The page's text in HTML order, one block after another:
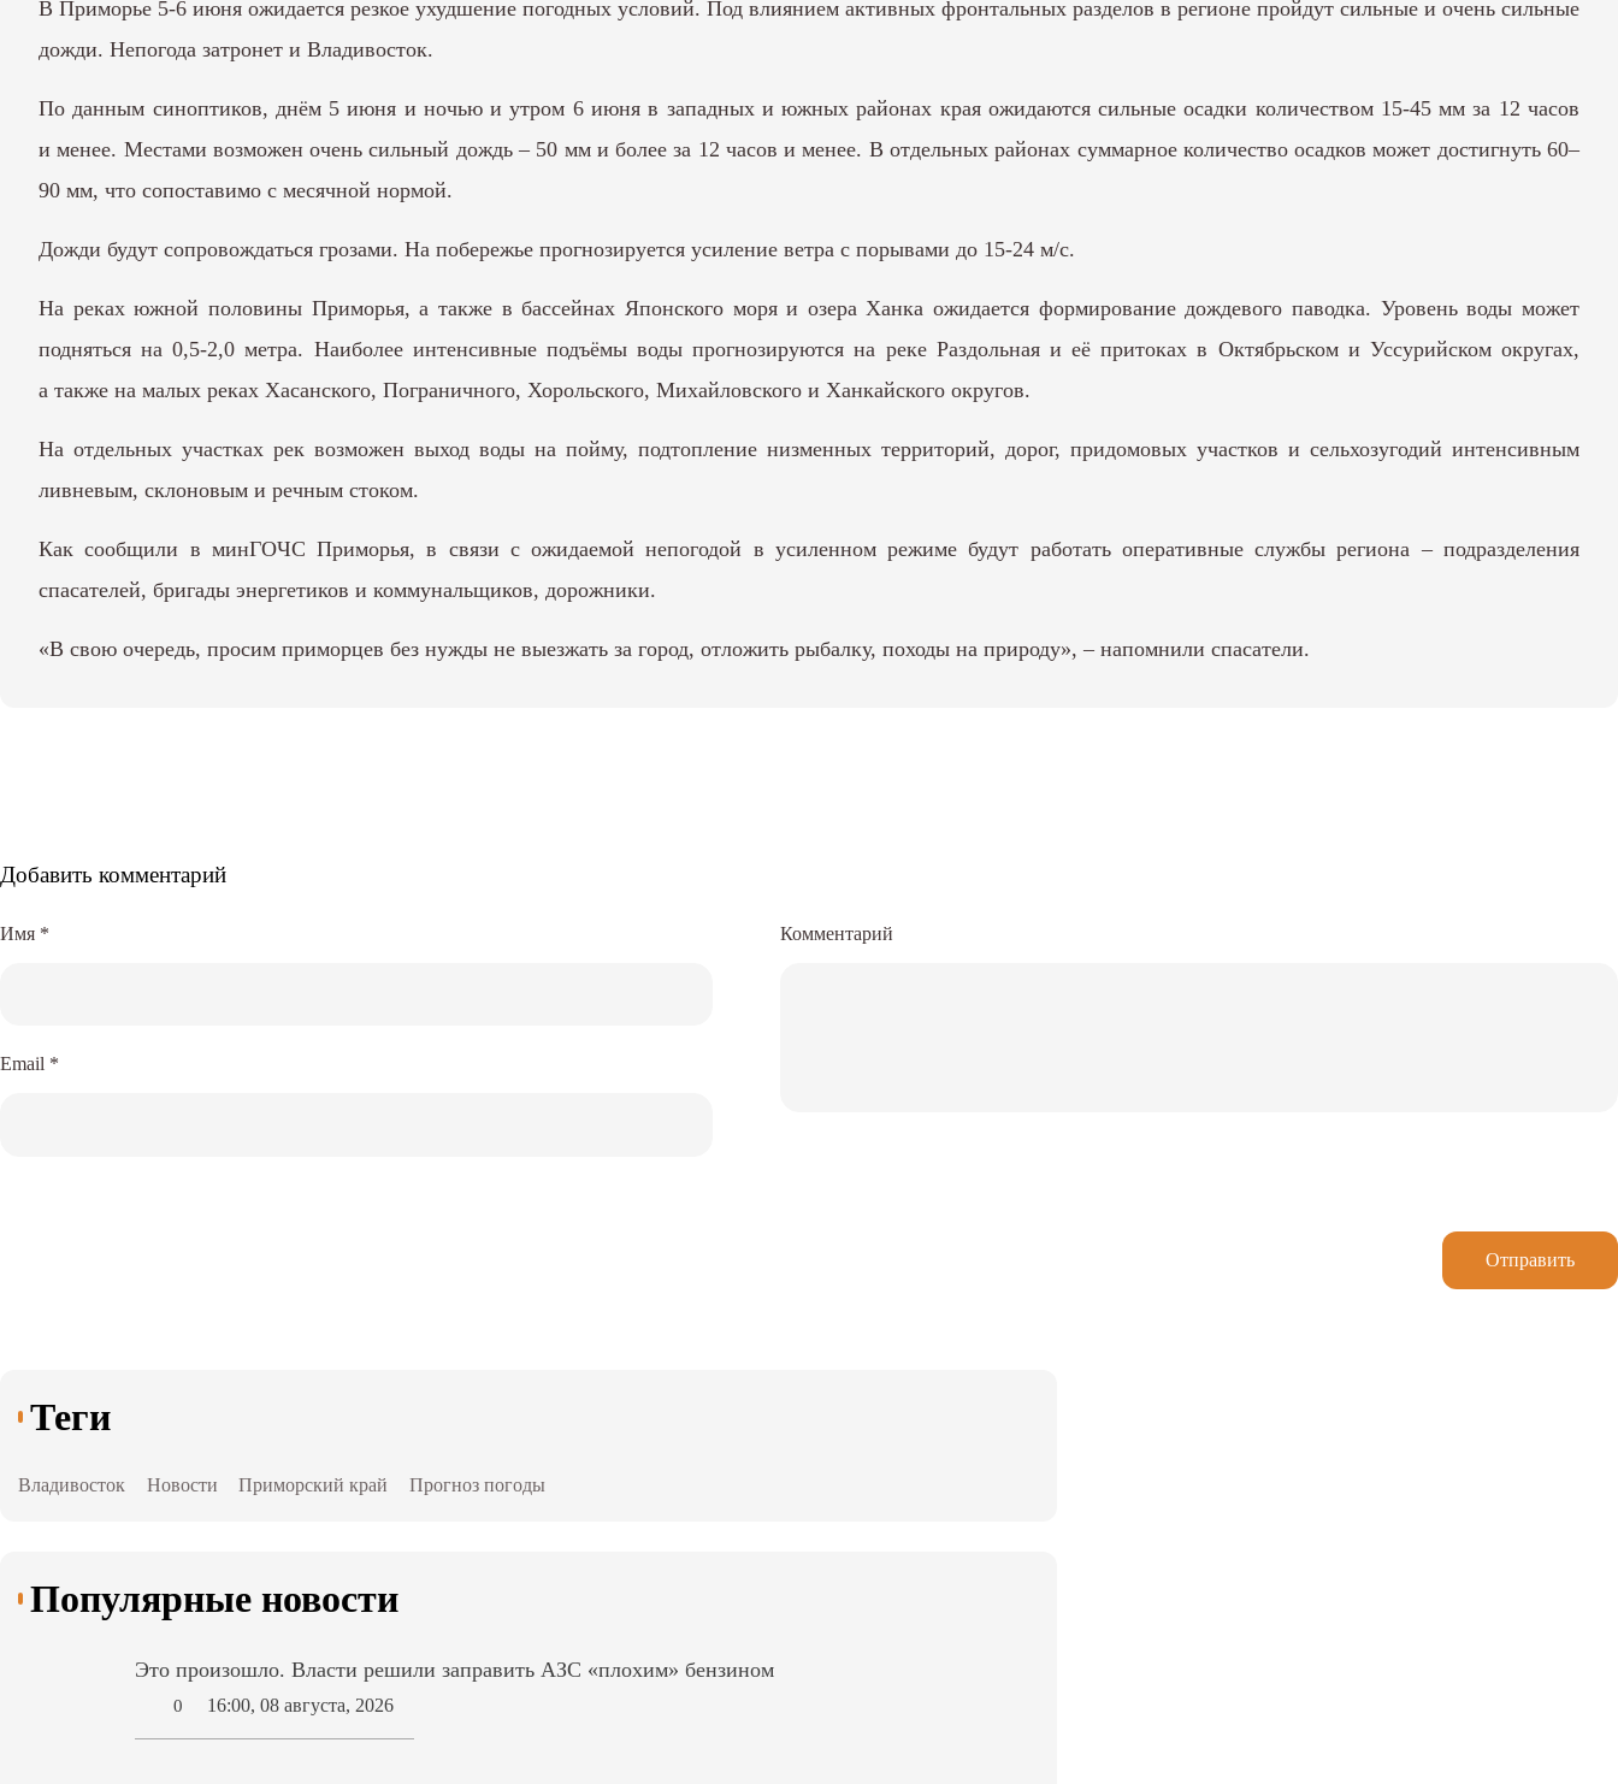
В Приморье 5-6 июня ожидается резкое ухудшение погодных условий. Под влиянием активных фронтальных разделов в регионе пройдут сильные и очень сильные
дожди. Непогода затронет и Владивосток.
По данным синоптиков, днём 5 июня и ночью и утром 6 июня в западных и южных районах края ожидаются сильные осадки количеством 15-45 мм за 12 часов
и менее. Местами возможен очень сильный дождь – 50 мм и более за 12 часов и менее. В отдельных районах суммарное количество осадков может достигнуть 60–
90 мм, что сопоставимо с месячной нормой.
Дожди будут сопровождаться грозами. На побережье прогнозируется усиление ветра с порывами до 15-24 м/с.
На реках южной половины Приморья, а также в бассейнах Японского моря и озера Ханка ожидается формирование дождевого паводка. Уровень воды может
подняться на 0,5-2,0 метра. Наиболее интенсивные подъёмы воды прогнозируются на реке Раздольная и её притоках в Октябрьском и Уссурийском округах,
а также на малых реках Хасанского, Пограничного, Хорольского, Михайловского и Ханкайского округов.
На отдельных участках рек возможен выход воды на пойму, подтопление низменных территорий, дорог, придомовых участков и сельхозугодий интенсивным
ливневым, склоновым и речным стоком.
Каксообщили в минГОЧС Приморья, в связи с ожидаемой непогодой в усиленном режиме будут работать оперативные службы региона – подразделения
спасателей, бригады энергетиков и коммунальщиков, дорожники.
«В свою очередь, просим приморцев без нужды не выезжать за город, отложить рыбалку, походы на природу», – напомнили спасатели.
Добавить комментарий
Комментарий
Имя *
Email *
Отправить
Теги
Владивосток Новости Приморский край Прогноз погоды
Популярные новости
Это произошло. Власти решили заправить АЗС «плохим» бензином
0 16:00, 08 августа, 2026